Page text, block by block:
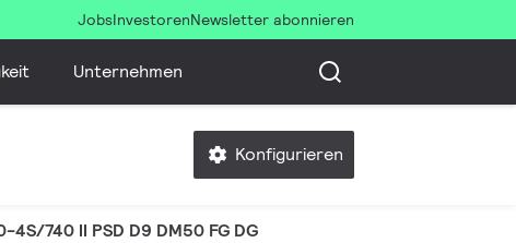
JobsInvestorenNewsletter abonnieren
Unternehmen
Konfigurieren
4S/740 II PSD D9 DM50 FG DG